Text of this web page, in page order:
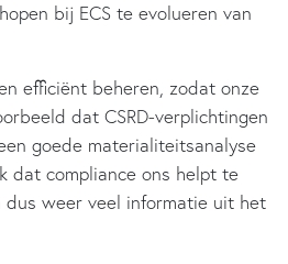
bij ECS te evolueren van
efficiënt beheren, zodat onze
dat CSRD-verplichtingen
goede materialiteitsanalyse
dat compliance ons helpt te
weer veel informatie uit het